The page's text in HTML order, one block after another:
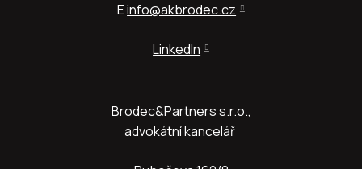
Einfo@akbrodec.cz
LinkedIn
Brodec&Partners s.r.o.,
advokátní kancelář